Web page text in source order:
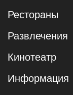
Рестораны
Развлечения
Кинотеатр
Информация